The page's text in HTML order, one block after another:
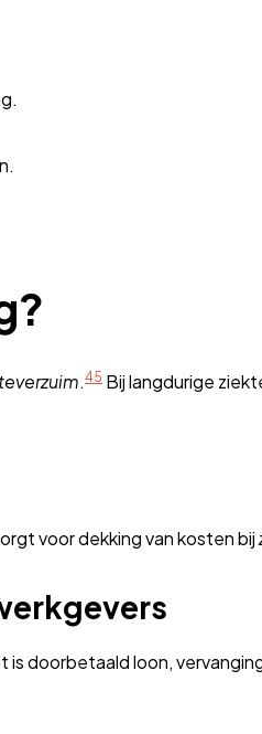
.45 Bij langdurige
voor dekking van kosten bij
doorbetaald loon,